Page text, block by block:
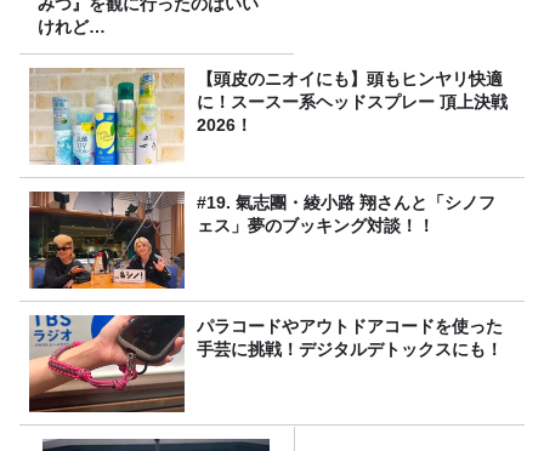
みつ』を観に行ったのはいい
けれど…
【頭皮のニオイにも】頭もヒンヤリ快適
に！スースー系ヘッドスプレー 頂上決戦
2026！
#19. 氣志團・綾小路 翔さんと「シノフ
ェス」夢のブッキング対談！！
パラコードやアウトドアコードを使った
手芸に挑戦！デジタルデトックスにも！